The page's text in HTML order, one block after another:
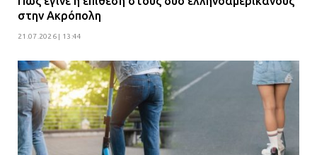
στην Ακρόπολη
21.07.2026 | 13:44